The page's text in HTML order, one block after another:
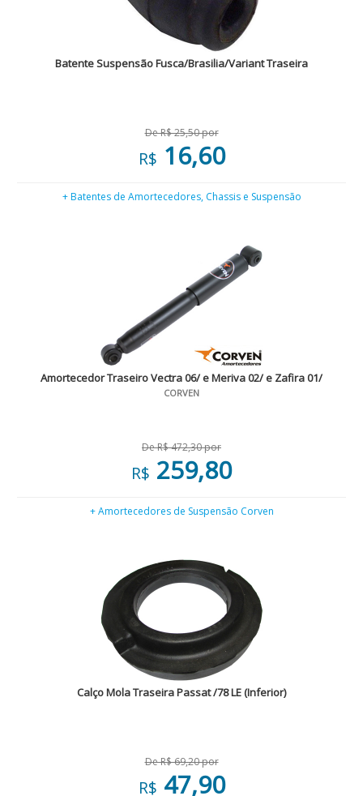
Batente Suspensão Fusca/Brasilia/Variant Traseira
De R$ 25,50 por
R$ 16,60
+ Batentes de Amortecedores, Chassis e Suspensão
Amortecedor Traseiro Vectra 06/ e Meriva 02/ e Zafira 01/
CORVEN
De R$ 472,30 por
R$ 259,80
+ Amortecedores de Suspensão Corven
Calço Mola Traseira Passat /78 LE (Inferior)
De R$ 69,20 por
R$ 47,90